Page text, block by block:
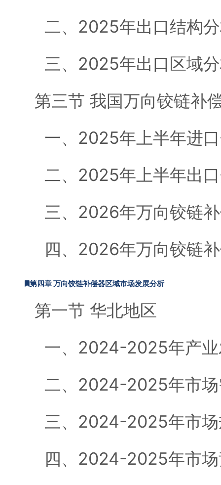
二、2025年出口结构
三、2025年出口区域
第三节 我国万向铰链补
一、2025年上半年进
二、2025年上半年出
三、2026年万向铰链
四、2026年万向铰链
第四章 万向铰链补偿器区域市场发展分析
第一节 华北地区
一、2024-2025年产业
二、2024-2025年市场
三、2024-2025年市场
四、2024-2025年市场